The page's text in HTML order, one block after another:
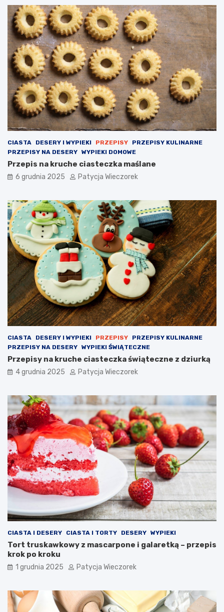
CIASTA DESERY I WYPIEKI PRZEPISY
PRZEPISY KULINARNE
PRZEPISY NA DESERY WYPIEKI DOMOWE
Przepis na kruche ciasteczka maślane
6 grudnia 2025 Patycja Wieczorek
CIASTA DESERY I WYPIEKI PRZEPISY
PRZEPISY KULINARNE
PRZEPISY NA DESERY WYPIEKI ŚWIĄTECZNE
Przepisy na kruche ciasteczka świąteczne z dziurką
4 grudnia 2025 Patycja Wieczorek
CIASTA I DESERY CIASTA I TORTY DESERY WYPIEKI
Tort truskawkowy z mascarpone i galaretką – przepis
krok po kroku
1 grudnia 2025 Patycja Wieczorek